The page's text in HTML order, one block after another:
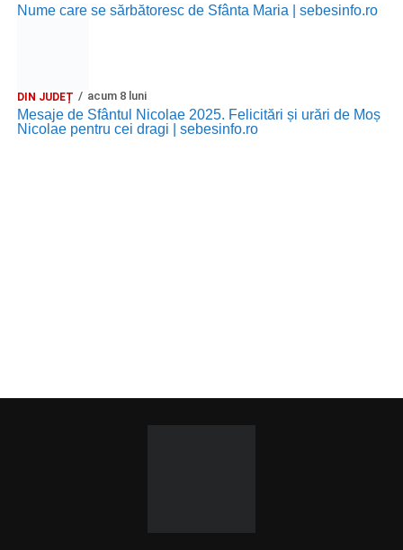
Nume care se sărbătoresc de Sfânta Maria | sebesinfo.ro
DIN JUDEȚ acum 8 luni
Mesaje de Sfântul Nicolae 2025. Felicitări și urări de Moș
Nicolae pentru cei dragi | sebesinfo.ro